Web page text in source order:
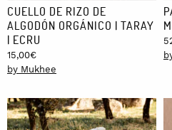
CUELLO DE RIZO DE
ALGODÓN ORGÁNICO | TARAY
| ECRU
15,00€
by Mukhee